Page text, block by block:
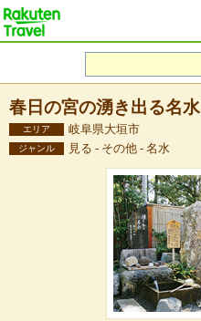
春日の宮の湧き出る名水
エリア 岐阜県大垣市
ジャンル 見る - その他 - 名水